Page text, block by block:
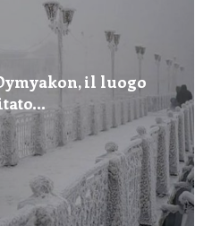
il luogo